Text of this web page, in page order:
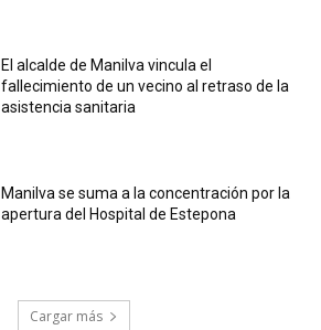
El alcalde de Manilva vincula el
fallecimiento de un vecino al retraso de la
asistencia sanitaria
Manilva se suma a la concentración por la
apertura del Hospital de Estepona
Cargar más